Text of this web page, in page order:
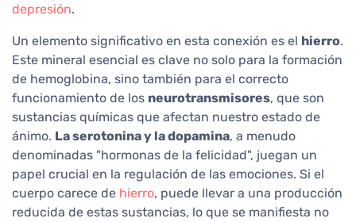
depresión.
Un elemento significativo en esta conexión es el hierro.
Este mineral esencial es clave no solo para la formación
de hemoglobina, sino también para el correcto
funcionamiento de los neurotransmisores, que son
sustancias químicas que afectan nuestro estado de
ánimo. La serotonina y la dopamina, a menudo
denominadas "hormonas de la felicidad", juegan un
papel crucial en la regulación de las emociones. Si el
cuerpo carece de hierro, puede llevar a una producción
reducida de estas sustancias, lo que se manifiesta no